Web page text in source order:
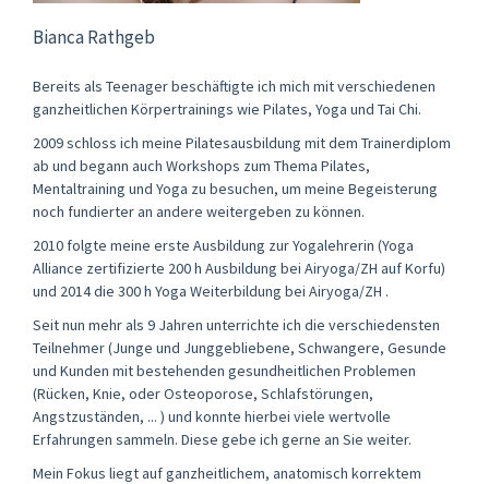
Bianca Rathgeb
Bereits als Teenager beschäftigte ich mich mit verschiedenen
ganzheitlichen Körpertrainings wie Pilates, Yoga und Tai Chi.
2009 schloss ich meine Pilatesausbildung mit dem Trainerdiplom
ab und begann auch Workshops zum Thema Pilates,
Mentaltraining und Yoga zu besuchen, um meine Begeisterung
noch fundierter an andere weitergeben zu können.
2010 folgte meine erste Ausbildung zur Yogalehrerin (Yoga
Alliance zertifizierte 200 h Ausbildung bei Airyoga/ZH auf Korfu)
und 2014 die 300 h Yoga Weiterbildung bei Airyoga/ZH .
Seit nun mehr als 9 Jahren unterrichte ich die verschiedensten
Teilnehmer (Junge und Junggebliebene, Schwangere, Gesunde
und Kunden mit bestehenden gesundheitlichen Problemen
(Rücken, Knie, oder Osteoporose, Schlafstörungen,
Angstzuständen, ... ) und konnte hierbei viele wertvolle
Erfahrungen sammeln. Diese gebe ich gerne an Sie weiter.
Mein Fokus liegt auf ganzheitlichem, anatomisch korrektem